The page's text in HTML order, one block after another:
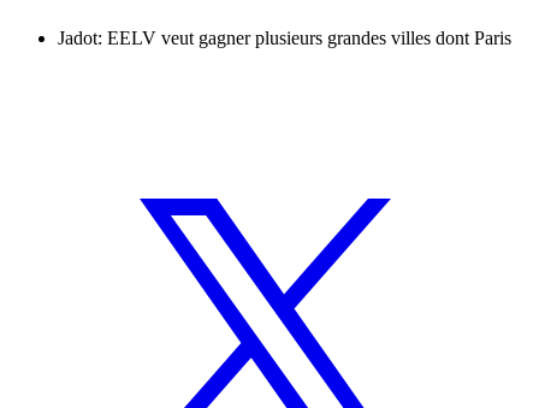
Jadot: EELV veut gagner plusieurs grandes villes dont Paris